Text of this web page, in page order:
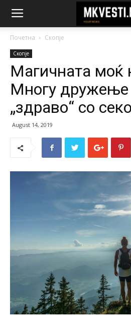
Почетна Скопје
Скопје
Магичната моќ
Многу дружење
„здраво“ со
August 14, 2019